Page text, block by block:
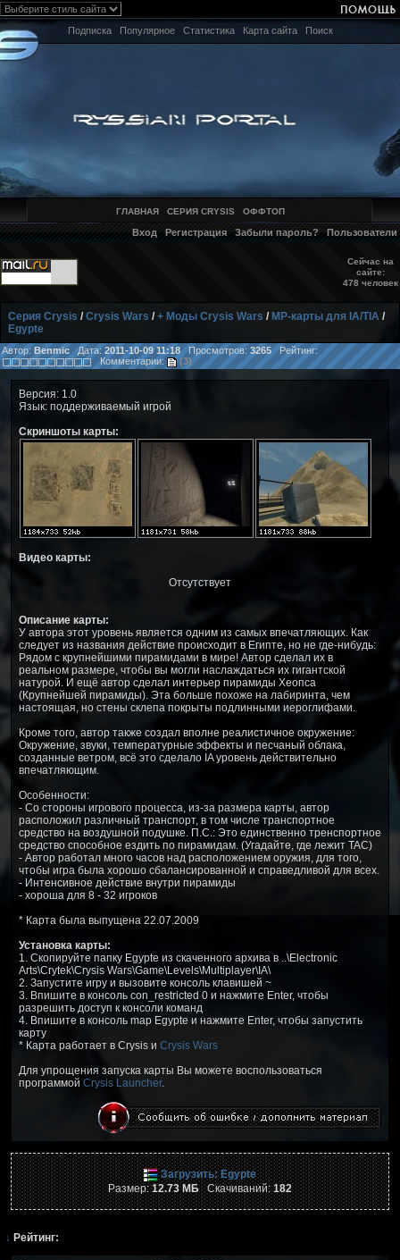
Подписка Популярное Статистика Карта сайта Поиск
ГЛАВНАЯ СЕРИЯ CRYSIS ОФФТОП
Вход Регистрация Забыли пароль? Пользователи
Сейчас на
сайте:
478 человек
Серия Crysis /Crysis Wars /+ Моды Crysis Wars / MP-карты для IA/TIA /
Egypte
Автор: Benmic Дата:2011-10-09 11:18Просмотров: 3265Рейтинг:
Комментарии:
(3)
Версия: 1.0
Язык: поддерживаемый игрой
Скриншоты карты:
Видео карты:
Отсутствует
Описание карты:
У автора этот уровень является одним из самых впечатляющих. Как
следует из названия действие происходит в Египте, но не где-нибудь:
Рядом с крупнейшими пирамидами в мире! Автор сделал их в
реальном размере, чтобы вы могли наслаждаться их гигантской
натурой. И ещё автор сделал интерьер пирамиды Хеопса
(Крупнейшей пирамиды). Эта больше похоже на лабиринта, чем
настоящая, но стены склепа покрыты подлинными иероглифами.
Кроме того, автор также создал вполне реалистичное окружение:
Окружение, звуки, температурные эффекты и песчаный облака,
созданные ветром, всё это сделало IA уровень действительно
впечатляющим.
Особенности:
- Со стороны игрового процесса, из-за размера карты, автор
расположил различный транспорт, в том числе транспортное
средство на воздушной подушке. П.С.: Это единственно тренспортное
средство способное ездить по пирамидам. (Угадайте, где лежит TAC)
- Автор работал много часов над расположением оружия, для того,
чтобы игра была хорошо сбалансированной и справедливой для всех.
- Интенсивное действие внутри пирамиды
- хороша для 8 - 32 игроков
* Карта была выпущена 22.07.2009
Установка карты:
1. Скопируйте папку Egypte из скаченного архива в ..\Electronic
Arts\Crytek\Crysis Wars\Game\Levels\Multiplayer\IA\
2. Запустите игру и вызовите консоль клавишей ~
3. Впишите в консоль con_restricted 0 и нажмите Enter, чтобы
разрешить доступ к консоли команд
4. Впишите в консоль map Egypte и нажмите Enter, чтобы запустить
карту
* Карта работает в Crysis и Crysis Wars
Для упрощения запуска карты Вы можете воспользоваться
программой Crysis Launcher.
Загрузить: Egypte
Размер:12.73 МБСкачиваний:182
↓ Рейтинг: